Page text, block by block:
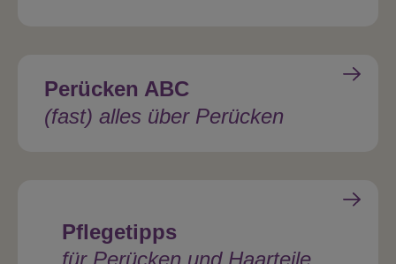
Perücken ABC
(fast) alles über Perücken
Pflegetipps
für Perücken und Haarteile